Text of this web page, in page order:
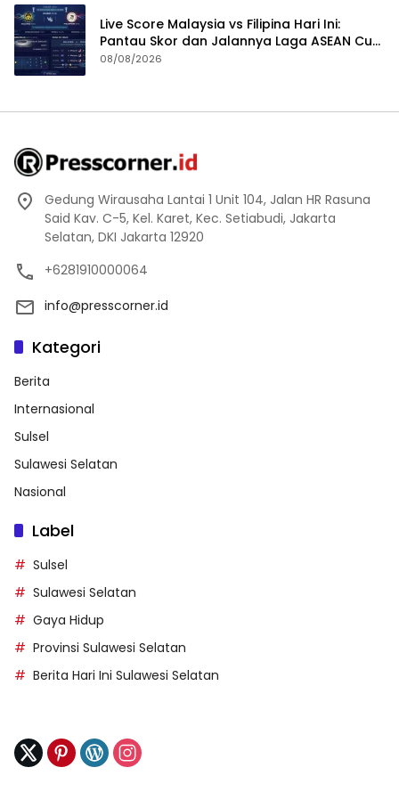
Live Score Malaysia vs Filipina Hari Ini:
Pantau Skor dan Jalannya Laga ASEAN Cup
2026
08/08/2026
Gedung Wirausaha Lantai 1 Unit 104, Jalan HR Rasuna
Said Kav. C-5, Kel. Karet, Kec. Setiabudi, Jakarta
Selatan, DKI Jakarta 12920
+6281910000064
info@presscorner.id
Kategori
Berita
Internasional
Sulsel
Sulawesi Selatan
Nasional
Label
Sulsel
Sulawesi Selatan
Gaya Hidup
Provinsi Sulawesi Selatan
Berita Hari Ini Sulawesi Selatan